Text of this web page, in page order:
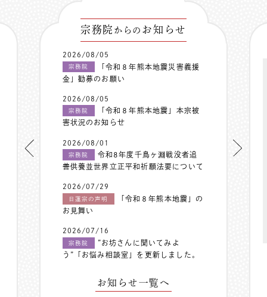
宗務院 からの お知らせ
2026/08/05
宗務院
「令和８年熊本地震災害義援
金」勧募のお願い
2026/08/05
宗務院
「令和８年熊本地震」本宗被
害状況のお知らせ
2026/08/01
宗務院
令和8年度千鳥ヶ淵戦没者追
善供養並世界立正平和祈願法要について
2026/07/29
日蓮宗の声明
「令和８年熊本地震」の
お見舞い
2026/07/16
宗務院
”お坊さんに聞いてみよ
う”「お悩み相談室」を更新しました。
お知らせ一覧へ